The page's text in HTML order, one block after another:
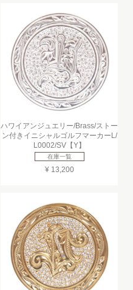
ハワイアンジュエリー/Brass/ストー
ン付きイニシャルゴルフマーカーL/
L0002/SV【Y】
在庫一覧
¥ 13,200